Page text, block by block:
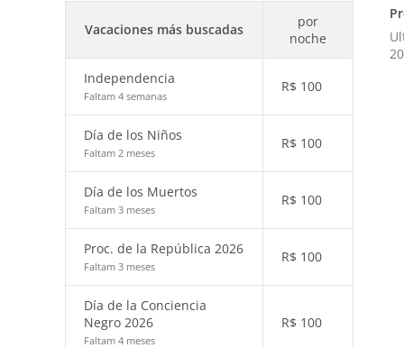
Vacaciones más buscadas
por
noche
Independencia
Faltam 4 semanas
R$ 100
Día de los Niños
Faltam 2 meses
R$ 100
Día de los Muertos
Faltam 3 meses
R$ 100
Proc. de la República 2026
Faltam 3 meses
R$ 100
Día de la Conciencia
Negro 2026
Faltam 4 meses
R$ 100